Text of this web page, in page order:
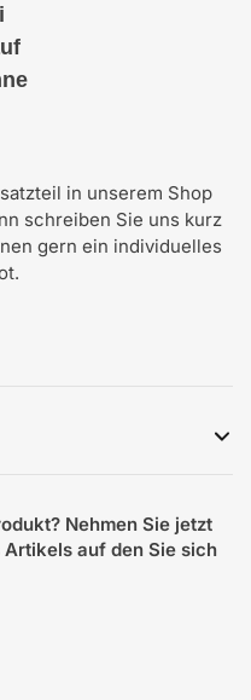
in unserem Shop
schreiben Sie uns kurz
gern ein individuelles
Nehmen Sie jetzt
auf den Sie sich